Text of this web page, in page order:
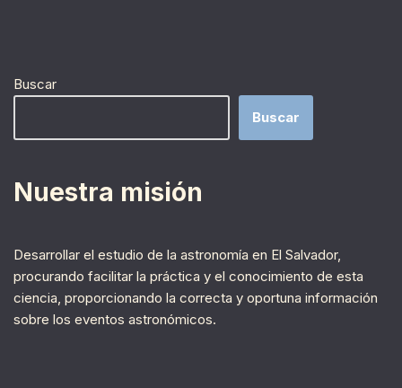
Buscar
Buscar
Nuestra misión
Desarrollar el estudio de la astronomía en El Salvador,
procurando facilitar la práctica y el conocimiento de esta
ciencia, proporcionando la correcta y oportuna información
sobre los eventos astronómicos.